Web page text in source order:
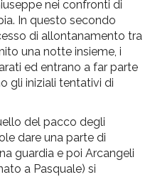
nei confronti di
In questo secondo
di allontanamento tra
una notte insieme, i
ed entrano a far parte
gli iniziali tentativi di
del pacco degli
dare una parte di
guardia e poi Arcangeli
a Pasquale) si